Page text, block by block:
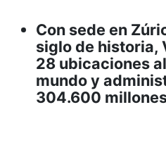
Con sede en
siglo de historia,
28 ubicaciones
mundo y
304.600